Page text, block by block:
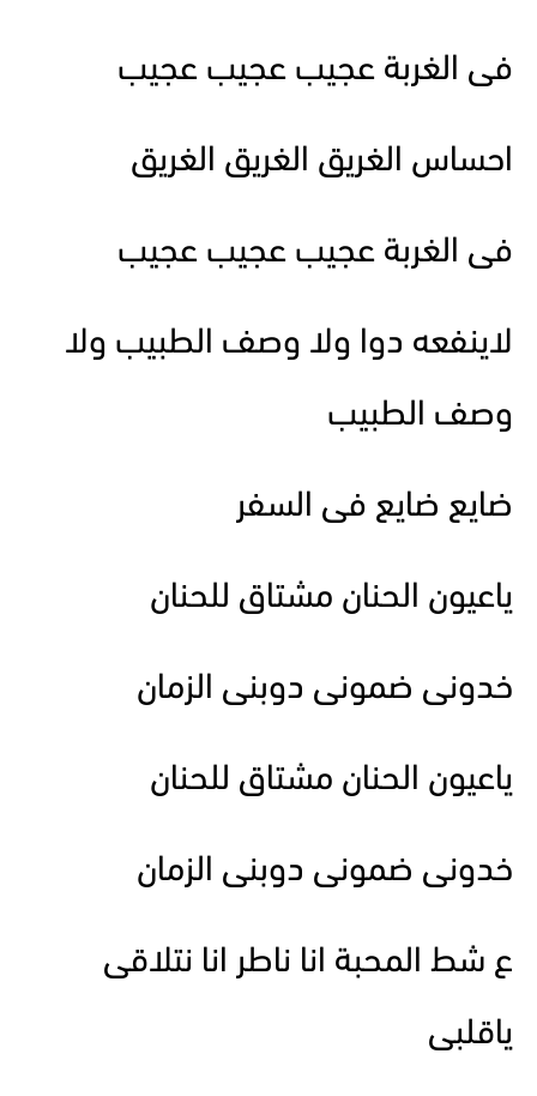
فى الغربة عجيب عجيب عجيب
احساس الغريق الغريق الغريق
فى الغربة عجيب عجيب عجيب
لاينفعه دوا ولا وصف الطبيب ولا
وصف الطبيب
ضايع ضايع فى السفر
ياعيون الحنان مشتاق للحنان
خدونى ضمونى دوبنى الزمان
ياعيون الحنان مشتاق للحنان
خدونى ضمونى دوبنى الزمان
ع شط المحبة انا ناطر انا نتلاقى
ياقلبى